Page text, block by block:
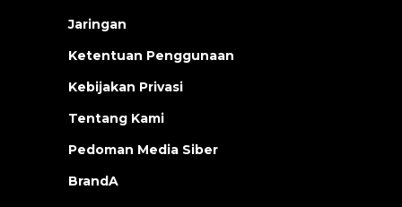
Jaringan
Ketentuan Penggunaan
Kebijakan Privasi
Tentang Kami
Pedoman Media Siber
BrandA